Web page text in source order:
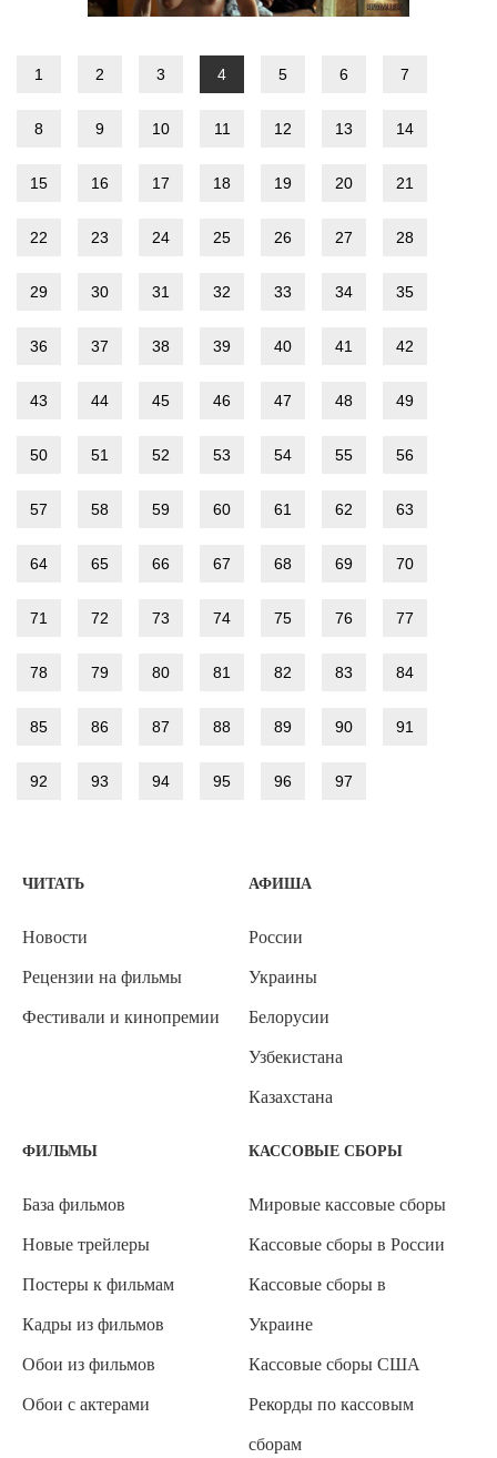
1 2 3 4 5 6 7
8 9 10 11 12 13 14
15 16 17 18 19 20 21
22 23 24 25 26 27 28
29 30 31 32 33 34 35
36 37 38 39 40 41 42
43 44 45 46 47 48 49
50 51 52 53 54 55 56
57 58 59 60 61 62 63
64 65 66 67 68 69 70
71 72 73 74 75 76 77
78 79 80 81 82 83 84
85 86 87 88 89 90 91
92 93 94 95 96 97
ЧИТАТЬ
Новости
Рецензии на фильмы
Фестивали и кинопремии
АФИША
России
Украины
Белорусии
Узбекистана
Казахстана
ФИЛЬМЫ
База фильмов
Новые трейлеры
Постеры к фильмам
Кадры из фильмов
Обои из фильмов
Обои с актерами
КАССОВЫЕ СБОРЫ
Мировые кассовые сборы
Кассовые сборы в России
Кассовые сборы в
Украине
Кассовые сборы США
Рекорды по кассовым
сборам